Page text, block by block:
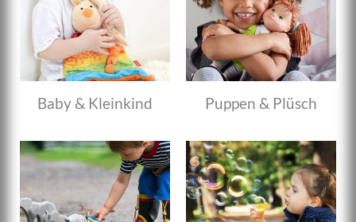
Baby & Kleinkind Puppen & Plüsch